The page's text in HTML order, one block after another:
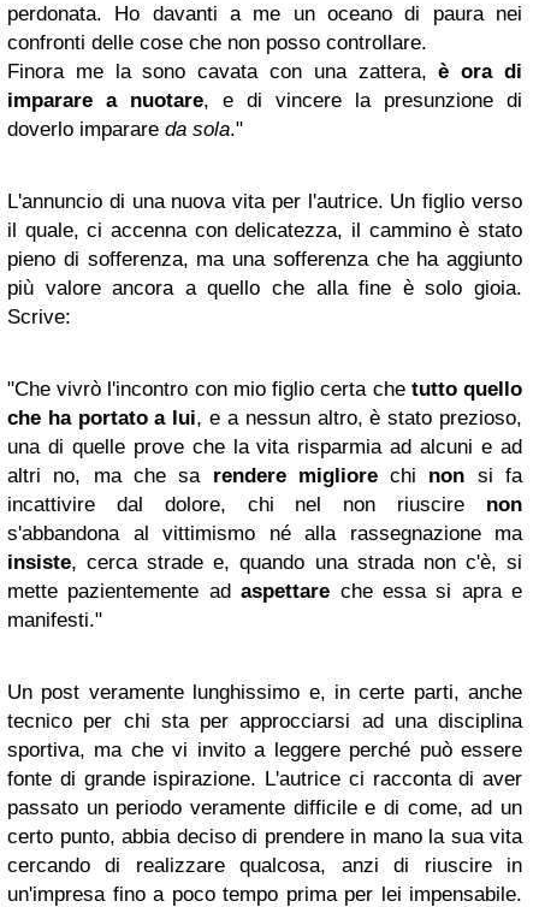
perdonata. Ho davanti a me un oceano di paura nei
confronti delle cose che non posso controllare.
Finora me la sono cavata con una zattera, è ora di
imparare a nuotare, e di vincere la presunzione di
doverlo imparare da sola."
L'annuncio di una nuova vita per l'autrice. Un figlio verso
il quale, ci accenna con delicatezza, il cammino è stato
pieno di sofferenza, ma una sofferenza che ha aggiunto
più valore ancora a quello che alla fine è solo gioia.
Scrive:
"Che vivrò l'incontro con mio figlio certa che tutto quello
che ha portato a lui, e a nessun altro, è stato prezioso,
una di quelle prove che la vita risparmia ad alcuni e ad
altri no, ma che sa rendere migliorechi non si fa
incattivire dal dolore, chi nel non riuscire non
s'abbandona al vittimismo né alla rassegnazione ma
insiste, cerca strade e, quando una strada non c'è, si
mette pazientemente adaspettare che essa si apra e
manifesti."
Un post veramente lunghissimo e, in certe parti, anche
tecnico per chi sta per approcciarsi ad una disciplina
sportiva, ma che vi invito a leggere perché può essere
fonte di grande ispirazione. L'autrice ci racconta di aver
passato un periodo veramente difficile e di come, ad un
certo punto, abbia deciso di prendere in mano la sua vita
cercando di realizzare qualcosa, anzi di riuscire in
un'impresa fino a poco tempo prima per lei impensabile.